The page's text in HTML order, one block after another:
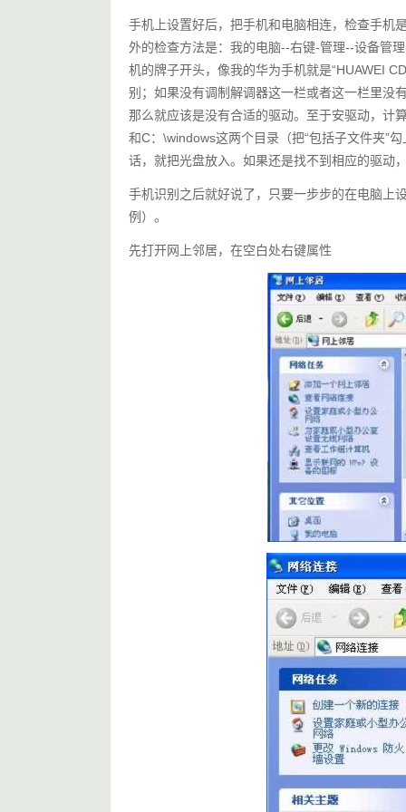
手机上设置好后，把手机和电脑相连，检查手机
外的检查方法是：我的电脑--右键-管理--设备管
机的牌子开头，像我的华为手机就是“HUAWEI
别；如果没有调制解调器这一栏或者这一栏里没
那么就应该是没有合适的驱动。至于安驱动，计
和C：\windows这两个目录（把“包括子文件夹”
话，就把光盘放入。如果还是找不到相应的驱动
手机识别之后就好说了，只要一步步的在电脑上
例）。
先打开网上邻居，在空白处右键属性